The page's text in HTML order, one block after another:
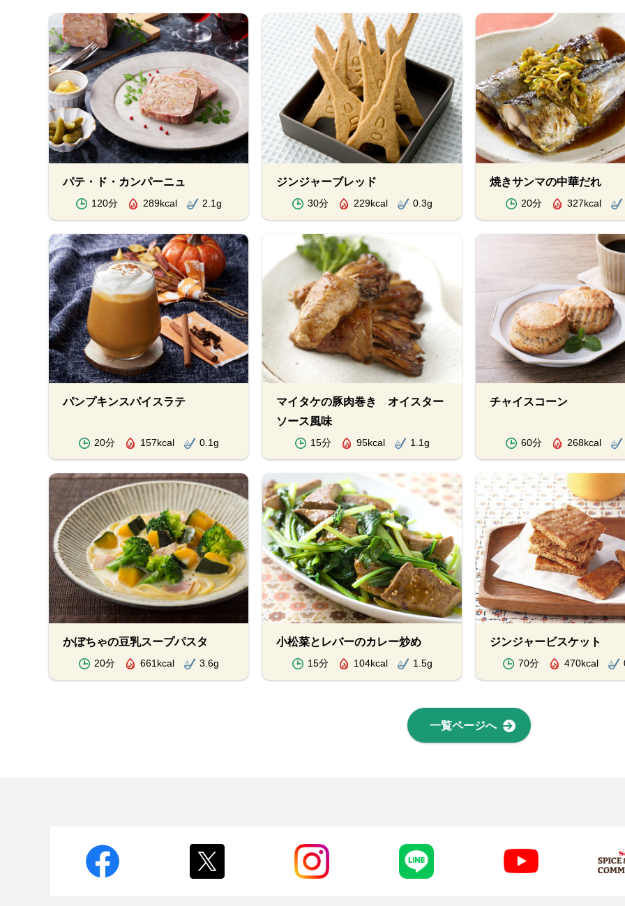
パテ・ド・カンパーニュ
120分 289kcal 2.1g
ジンジャーブレッド
30分 229kcal 0.3g
焼きサンマの中華だれ
20分 327kcal
パンプキンスパイスラテ
20分 157kcal 0.1g
マイタケの豚肉巻き オイスター
ソース風味
15分 95kcal 1.1g
チャイスコーン
60分 268kcal
かぼちゃの豆乳スープパスタ
20分 661kcal 3.6g
小松菜とレバーのカレー炒め
15分 104kcal 1.5g
ジンジャービスケット
70分 470kcal
一覧ページへ